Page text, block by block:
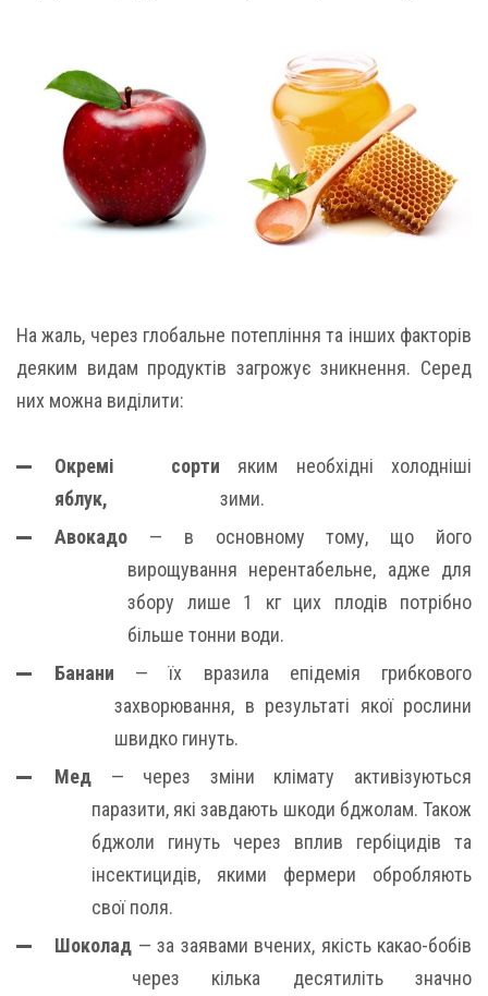
На жаль, через глобальне потепління та інших факторів
деяким видам продуктів загрожує зникнення. Серед
них можна виділити:
Окремі сорти
яблук,
яким необхідні холодніші
зими.
Авокадо — в основному тому, що його
вирощування нерентабельне, адже для
збору лише 1 кг цих плодів потрібно
більше тонни води.
Банани — їх вразила епідемія грибкового
захворювання, в результаті якої рослини
швидко гинуть.
Мед — через зміни клімату активізуються
паразити, які завдають шкоди бджолам. Також
бджоли гинуть через вплив гербіцидів та
інсектицидів, якими фермери обробляють
свої поля.
Шоколад — за заявами вчених, якість какао-бобів
через кілька десятиліть значно